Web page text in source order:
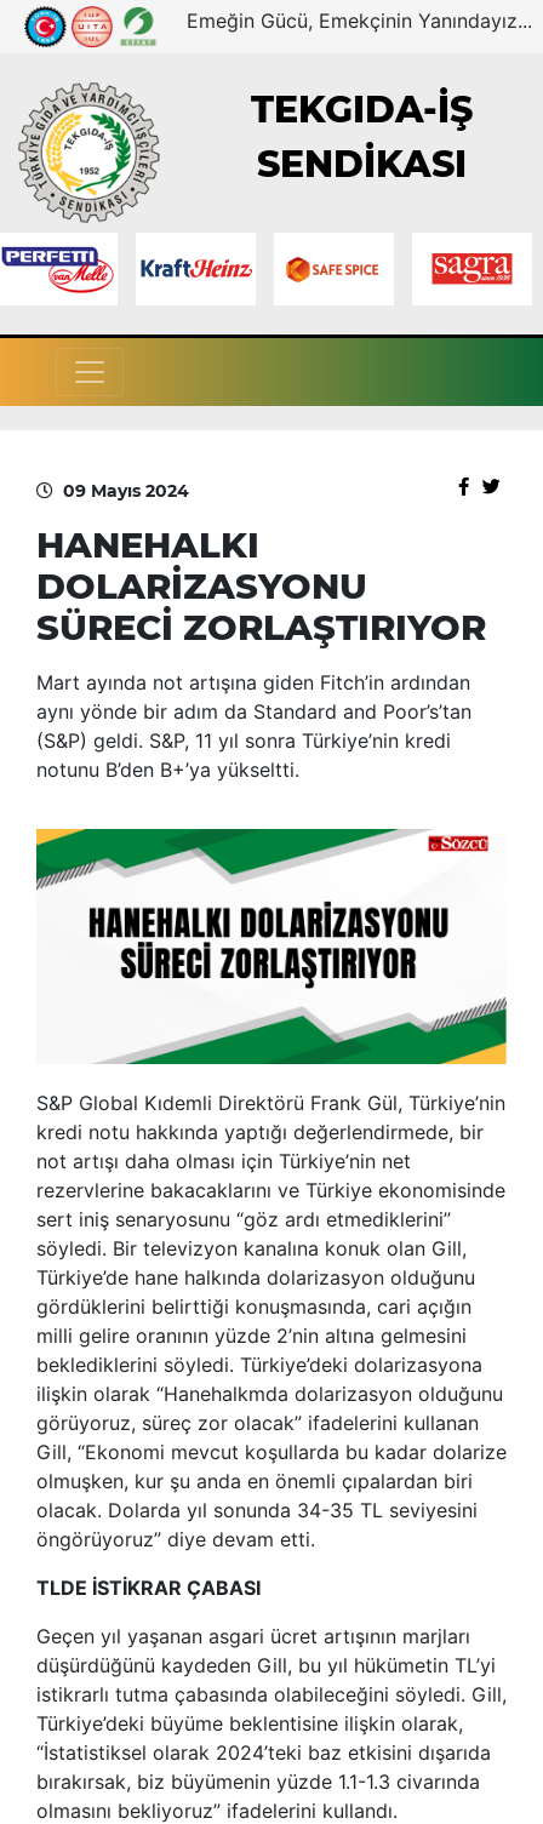
Emeğin Gücü, Emekçinin Yanındayız...
TEKGIDA-İŞ
SENDİKASI
09 Mayıs 2024
HANEHALKI
DOLARİZASYONU
SÜRECİ ZORLAŞTIRIYOR
Mart ayında not artışına giden Fitch’in ardından
aynı yönde bir adım da Standard and Poor’s’tan
(S&P) geldi. S&P, 11 yıl sonra Türkiye’nin kredi
notunu B’den B+’ya yükseltti.
S&P Global Kıdemli Direktörü Frank Gül, Türkiye’nin
kredi notu hakkında yaptığı değerlendirmede, bir
not artışı daha olması için Türkiye’nin net
rezervlerine bakacaklarını ve Türkiye ekonomisinde
sert iniş senaryosunu “göz ardı etmediklerini”
söyledi. Bir televizyon kanalına konuk olan Gill,
Türkiye’de hane halkında dolarizasyon olduğunu
gördüklerini belirttiği konuşmasında, cari açığın
milli gelire oranının yüzde 2’nin altına gelmesini
beklediklerini söyledi. Türkiye’deki dolarizasyona
ilişkin olarak “Hanehalkmda dolarizasyon olduğunu
görüyoruz, süreç zor olacak” ifadelerini kullanan
Gill, “Ekonomi mevcut koşullarda bu kadar dolarize
olmuşken, kur şu anda en önemli çıpalardan biri
olacak. Dolarda yıl sonunda 34-35 TL seviyesini
öngörüyoruz” diye devam etti.
TLDE İSTİKRAR ÇABASI
Geçen yıl yaşanan asgari ücret artışının marjları
düşürdüğünü kaydeden Gill, bu yıl hükümetin TL’yi
istikrarlı tutma çabasında olabileceğini söyledi. Gill,
Türkiye’deki büyüme beklentisine ilişkin olarak,
“İstatistiksel olarak 2024’teki baz etkisini dışarıda
bırakırsak, biz büyümenin yüzde 1.1-1.3 civarında
olmasını bekliyoruz” ifadelerini kullandı.